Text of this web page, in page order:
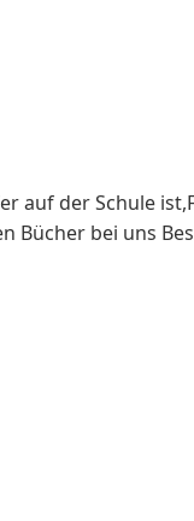
auf der Schule
Bücher bei uns